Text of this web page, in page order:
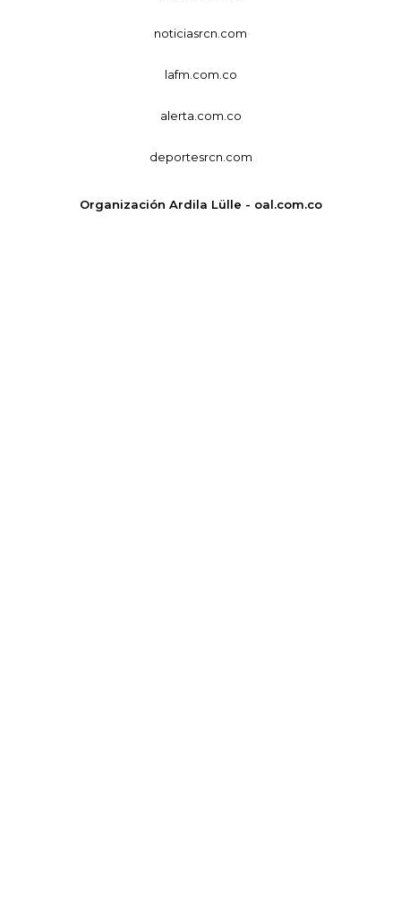
noticiasrcn.com
lafm.com.co
alerta.com.co
deportesrcn.com
Organización Ardila Lülle - oal.com.co